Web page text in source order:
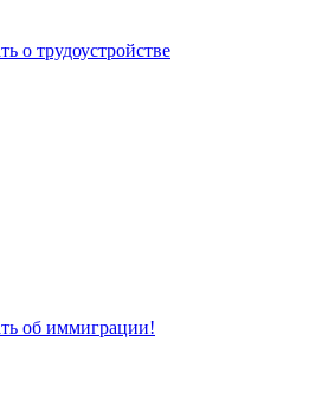
о трудоустройстве
об иммиграции!